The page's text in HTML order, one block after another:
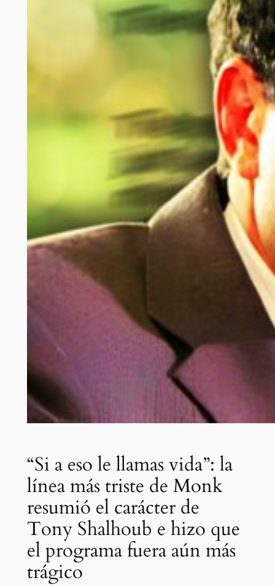
“Si a eso le llamas vida”: la
línea más triste de Monk
resumió el carácter de
Tony Shalhoub e hizo que
el programa fuera aún más
trágico